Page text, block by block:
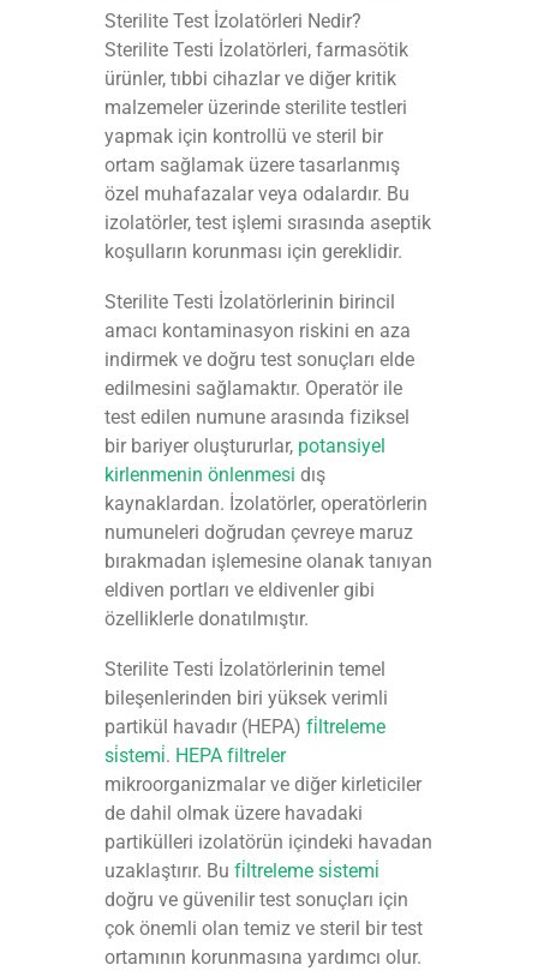
Sterilite Test İzolatörleri Nedir?
Sterilite Testi İzolatörleri, farmasötik
ürünler, tıbbi cihazlar ve diğer kritik
malzemeler üzerinde sterilite testleri
yapmak için kontrollü ve steril bir
ortam sağlamak üzere tasarlanmış
özel muhafazalar veya odalardır. Bu
izolatörler, test işlemi sırasında aseptik
koşulların korunması için gereklidir.
Sterilite Testi İzolatörlerinin birincil
amacı kontaminasyon riskini en aza
indirmek ve doğru test sonuçları elde
edilmesini sağlamaktır. Operatör ile
test edilen numune arasında fiziksel
bir bariyer oluştururlar, potansiyel
kirlenmenin önlenmesi dış
kaynaklardan. İzolatörler, operatörlerin
numuneleri doğrudan çevreye maruz
bırakmadan işlemesine olanak tanıyan
eldiven portları ve eldivenler gibi
özelliklerle donatılmıştır.
Sterilite Testi İzolatörlerinin temel
bileşenlerinden biri yüksek verimli
partikül havadır (HEPA)fi̇ltreleme
si̇stemi̇. HEPA filtreler
mikroorganizmalar ve diğer kirleticiler
de dahil olmak üzere havadaki
partikülleri izolatörün içindeki havadan
uzaklaştırır. Bufi̇ltreleme si̇stemi̇
doğru ve güvenilir test sonuçları için
çok önemli olan temiz ve steril bir test
ortamının korunmasına yardımcı olur.